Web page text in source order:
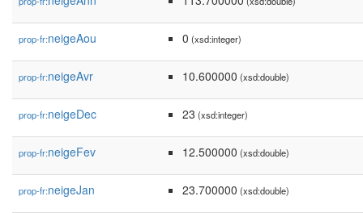
prop-fr:neigeAou 0 (xsd:integer)
prop-fr:neigeAvr 10.600000 (xsd:double)
prop-fr:neigeDec 23 (xsd:integer)
prop-fr:neigeFev 12.500000 (xsd:double)
prop-fr:neigeJan 23.700000 (xsd:double)